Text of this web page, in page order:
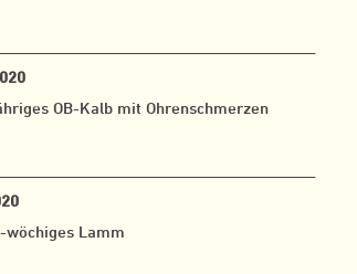
OB-Kalb mit Ohrenschmerzen
wöchiges Lamm